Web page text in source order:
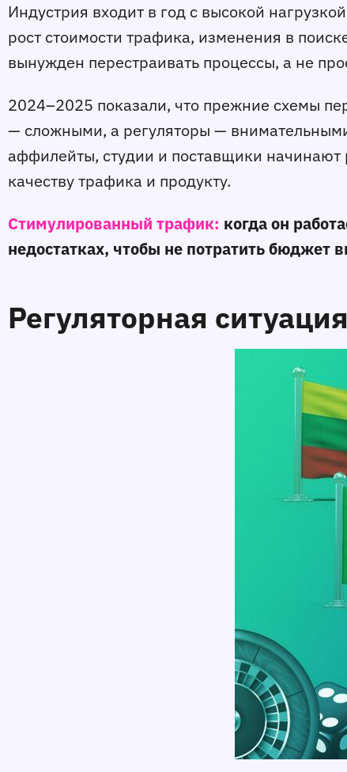
Индустрия входит в год с высокой
рост стоимости трафика, изменения в
вынужден перестраивать процессы, а не
2024–2025 показали, что прежние схемы
— сложными, а регуляторы —
аффилейты, студии и поставщики
качеству трафика и продукту.
Стимулированный трафик: когда он
недостатках, чтобы не потратить бюджет
Регуляторная